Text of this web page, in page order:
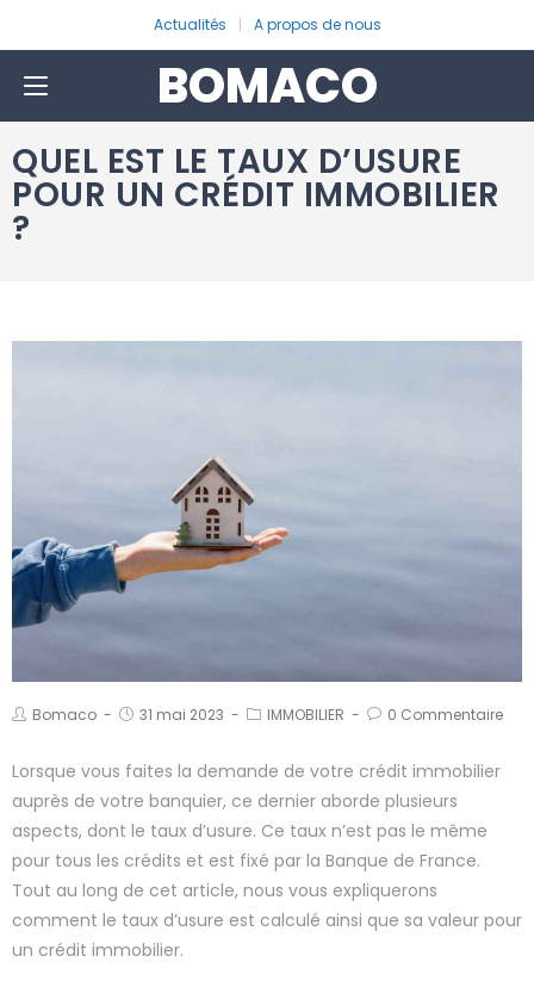
Actualités A propos de nous
BOMACO
QUEL EST LE TAUX D’USURE
POUR UN CRÉDIT IMMOBILIER
?
Bomaco 31 mai 2023 IMMOBILIER 0 Commentaire
Lorsque vous faites la demande de votre crédit immobilier
auprès de votre banquier, ce dernier aborde plusieurs
aspects, dont le taux d’usure. Ce taux n’est pas le même
pour tous les crédits et est fixé par la Banque de France.
Tout au long de cet article, nous vous expliquerons
comment le taux d’usure est calculé ainsi que sa valeur pour
un crédit immobilier.